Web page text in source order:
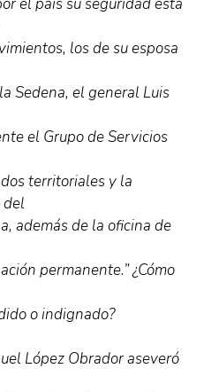
los de su esposa
Sedena, el general Luis
el Grupo de Servicios
territoriales y la
del
además de la oficina de
permanente.” ¿Cómo
o indignado?
López Obrador aseveró